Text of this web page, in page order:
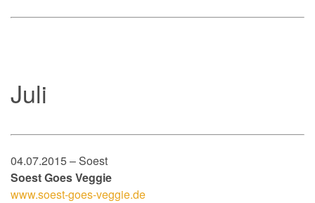
Juli
04.07.2015 – Soest
Soest Goes Veggie
www.soest-goes-veggie.de